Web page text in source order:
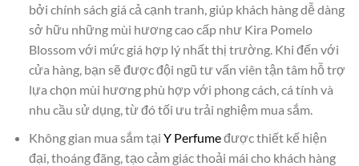
bởi chính sách giá cả cạnh tranh, giúp khách hàng dễ dàng
sở hữu những mùi hương cao cấp như Kira Pomelo
Blossom với mức giá hợp lý nhất thị trường. Khi đến với
cửa hàng, bạn sẽ được đội ngũ tư vấn viên tận tâm hỗ trợ
lựa chọn mùi hương phù hợp với phong cách, cá tính và
nhu cầu sử dụng, từ đó tối ưu trải nghiệm mua sắm.
Không gian mua sắm tại Y Perfumeđược thiết kế hiện
đại, thoáng đãng, tạo cảm giác thoải mái cho khách hàng